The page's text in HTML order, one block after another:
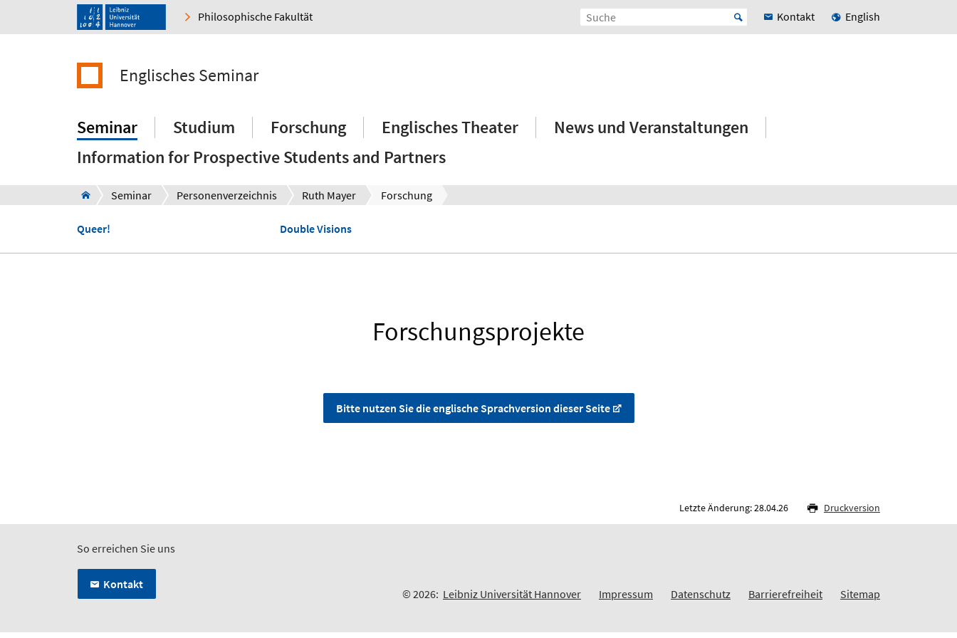
Philosophische Fakultät Kontakt English
Englisches Seminar
Seminar Studium Forschung Englisches Theater
News und Veranstaltungen
Information for Prospective Students and Partners
Seminar Personenverzeichnis Ruth Mayer Forschung
Queer! Double Visions
Forschungsprojekte
Bitte nutzen Sie die englische Sprachversion dieser Seite
Letzte Änderung: 28.04.26 Druckversion
So erreichen Sie uns
Kontakt
© 2026: Leibniz Universität Hannover Impressum Datenschutz Barrierefreiheit Sitemap